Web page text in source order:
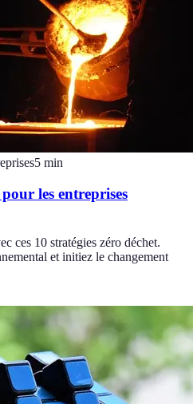
5 min
les entreprises
ces 10 stratégies zéro déchet.
et initiez le changement